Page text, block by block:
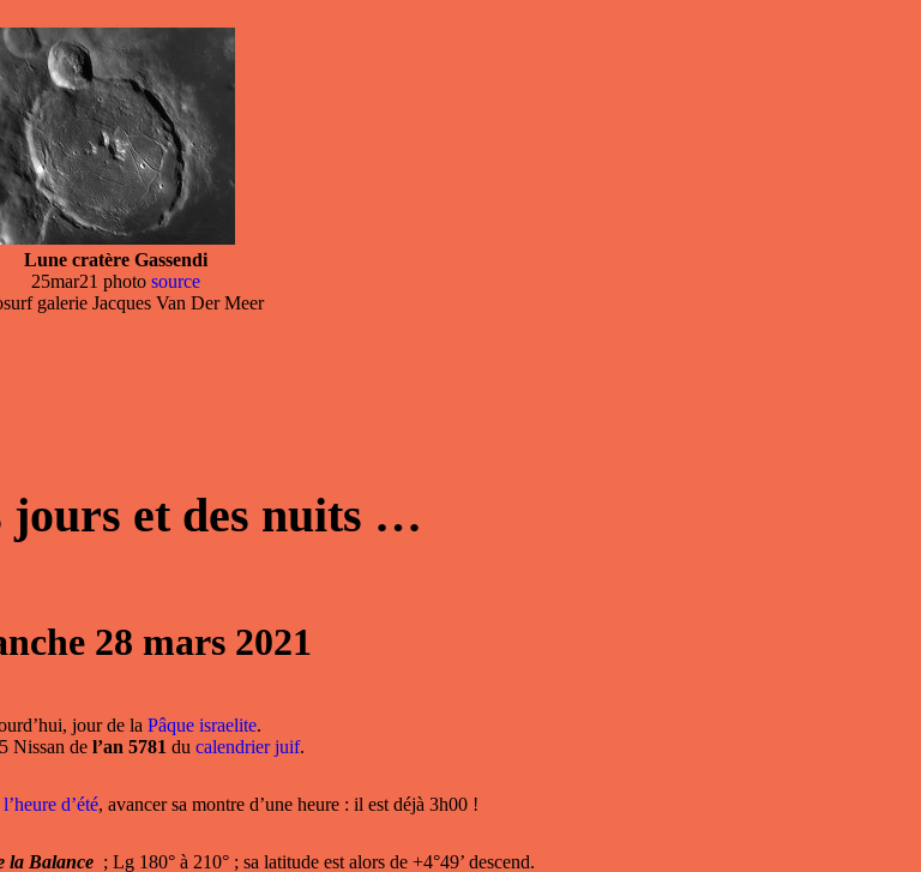
Lune cratère Gassendi
25mar21 photo source
galerie Jacques Van Der Meer
jours et des nuits …
28 mars 2021
jour de la Pâque israelite.
Nissan de l’an 5781 du calendrier juif.
d’été, avancer sa montre d’une heure : il est déjà 3h00 !
la Balance ; Lg 180° à 210° ; sa latitude est alors de +4°49’ descend.